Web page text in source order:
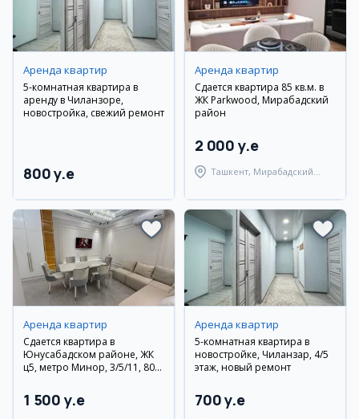
Аренда квартир
5-комнатная квартира в
аренду в Чиланзоре,
новостройка, свежий ремонт
800 y.e
Аренда квартир
Сдается квартира 85 кв.м. в
ЖК Parkwood, Мирабадский
район
2 000 y.e
Ташкент, Мирабадский
Аренда квартир
Сдается квартира в
Юнусабадском районе, ЖК
ц5, метро Минор, 3/5/11, 80
1 500 y.e
Аренда квартир
5-комнатная квартира в
новостройке, Чиланзар, 4/5
этаж, новый ремонт
700 y.e